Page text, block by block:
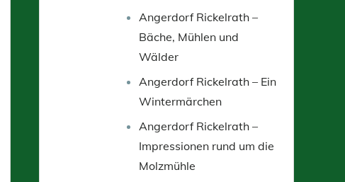
Angerdorf Rickelrath –
Bäche, Mühlen und
Wälder
Angerdorf Rickelrath – Ein
Wintermärchen
Angerdorf Rickelrath –
Impressionen rund um die
Molzmühle